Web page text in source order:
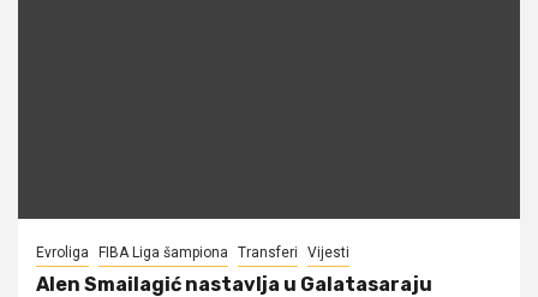
Evroliga FIBA Liga šampiona Transferi Vijesti
Alen Smailagić nastavlja u Galatasaraju